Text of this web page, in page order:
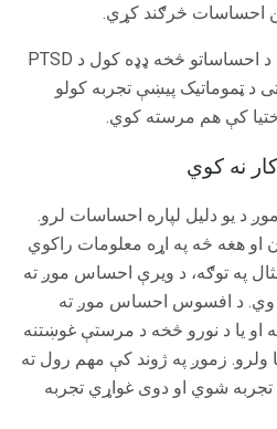
برسیره پردې، دا موندلی چې د احساساتو څخه ډډه کول د PTSD
د ټموماتیک پیښې تجربه کولو
نه کوي
د یو دلیل لپاره احساسات لرو.
هغه څه په اړه معلومات راکوي
په توګه، د ویرې احساس موږ ته
وي. د افسوس احساس موږ ته
او یا د نورو څخه د مرستې غوښتنه
ولرو. زموږ په ژوند کې مهم رول ته
شوي او دوی غواړي تجربه